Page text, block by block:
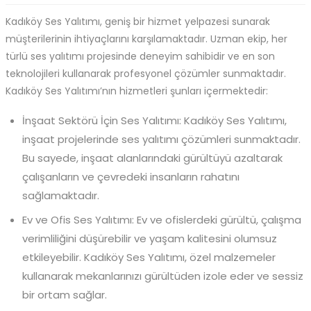
Kadıköy Ses Yalıtımı, geniş bir hizmet yelpazesi sunarak
müşterilerinin ihtiyaçlarını karşılamaktadır. Uzman ekip, her
türlü ses yalıtımı projesinde deneyim sahibidir ve en son
teknolojileri kullanarak profesyonel çözümler sunmaktadır.
Kadıköy Ses Yalıtımı’nın hizmetleri şunları içermektedir:
İnşaat Sektörü İçin Ses Yalıtımı: Kadıköy Ses Yalıtımı,
inşaat projelerinde ses yalıtımı çözümleri sunmaktadır.
Bu sayede, inşaat alanlarındaki gürültüyü azaltarak
çalışanların ve çevredeki insanların rahatını
sağlamaktadır.
Ev ve Ofis Ses Yalıtımı: Ev ve ofislerdeki gürültü, çalışma
verimliliğini düşürebilir ve yaşam kalitesini olumsuz
etkileyebilir. Kadıköy Ses Yalıtımı, özel malzemeler
kullanarak mekanlarınızı gürültüden izole eder ve sessiz
bir ortam sağlar.